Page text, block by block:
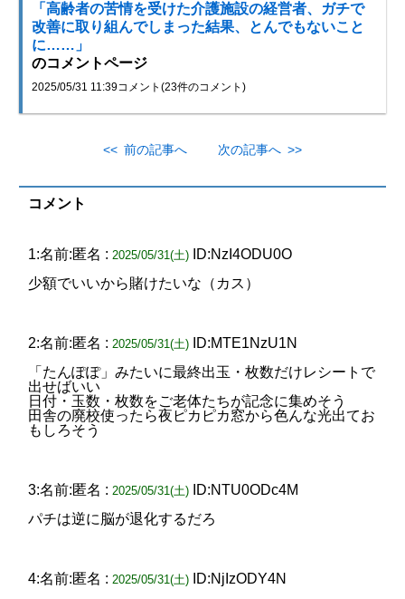
「高齢者の苦情を受けた介護施設の経営者、ガチで
改善に取り組んでしまった結果、とんでもないこと
に……」
のコメントページ
2025/05/31 11:39コメント(23件のコメント)
<< 前の記事へ 次の記事へ >>
コメント
1:名前:匿名 : 2025/05/31(土)
ID:NzI4ODU0O
少額でいいから賭けたいな（カス）
2:名前:匿名 : 2025/05/31(土)
ID:MTE1NzU1N
「たんぽぽ」みたいに最終出玉・枚数だけレシートで
出せばいい
日付・玉数・枚数をご老体たちが記念に集めそう
田舎の廃校使ったら夜ピカピカ窓から色んな光出てお
もしろそう
3:名前:匿名 : 2025/05/31(土)
ID:NTU0ODc4M
パチは逆に脳が退化するだろ
4:名前:匿名 : 2025/05/31(土)
ID:NjIzODY4N